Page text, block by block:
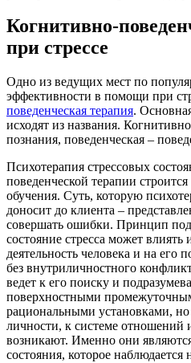
Когнитивно-
при стрессе
Одно из ведущих мест по
эффективности в помощи при
поведенческая терапия.
исходят из названия.
познания, поведенческая –
Психотерапия стрессовых
поведенческой терапии
обучения. Суть, которую
доносит до клиента –
совершать ошибки. Принцип
состояние стресса может
деятельность человека и на его
без внутриличностного
ведет к его поиску и
поверхностными
рациональными установками,
личности, к системе отношений
возникают. Именно они
состояния, которое наблюдается